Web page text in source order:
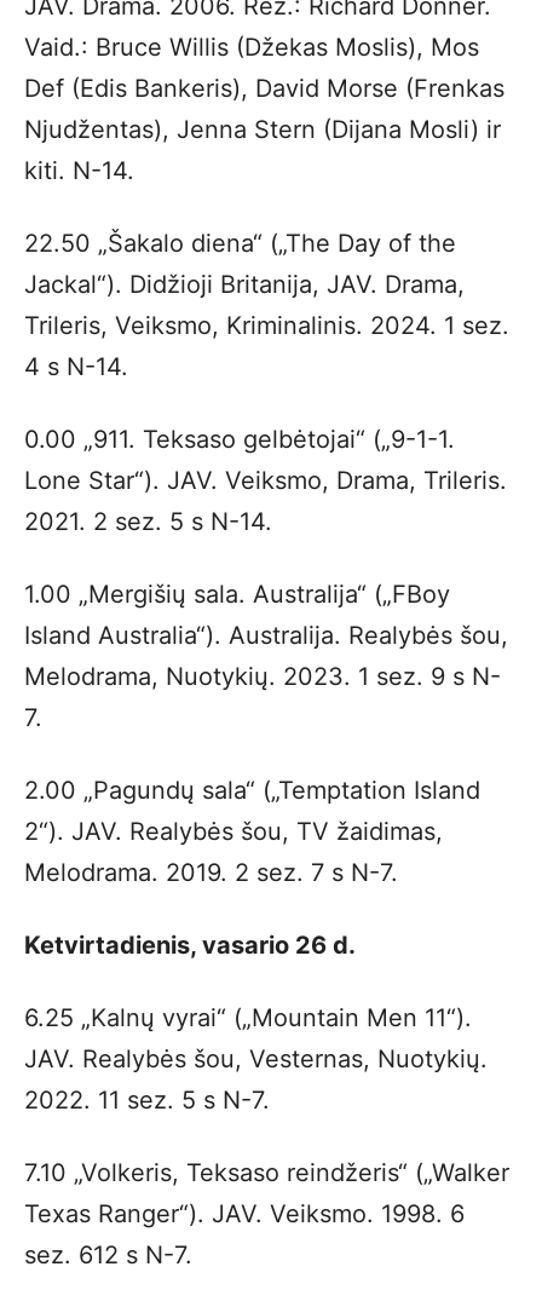
JAV. Drama. 2006. Rež.: Richard Donner.
Vaid.: Bruce Willis (Džekas Moslis), Mos
Def (Edis Bankeris), David Morse (Frenkas
Njudžentas), Jenna Stern (Dijana Mosli) ir
kiti. N-14.
22.50 „Šakalo diena“ („The Day of the
Jackal“). Didžioji Britanija, JAV. Drama,
Trileris, Veiksmo, Kriminalinis. 2024. 1 sez.
4 s N-14.
0.00 „911. Teksaso gelbėtojai“ („9-1-1.
Lone Star“). JAV. Veiksmo, Drama, Trileris.
2021. 2 sez. 5 s N-14.
1.00 „Mergišių sala. Australija“ („FBoy
Island Australia“). Australija. Realybės šou,
Melodrama, Nuotykių. 2023. 1 sez. 9 s N-
7.
2.00 „Pagundų sala“ („Temptation Island
2“). JAV. Realybės šou, TV žaidimas,
Melodrama. 2019. 2 sez. 7 s N-7.
Ketvirtadienis, vasario 26 d.
6.25 „Kalnų vyrai“ („Mountain Men 11“).
JAV. Realybės šou, Vesternas, Nuotykių.
2022. 11 sez. 5 s N-7.
7.10 „Volkeris, Teksaso reindžeris“ („Walker
Texas Ranger“). JAV. Veiksmo. 1998. 6
sez. 612 s N-7.